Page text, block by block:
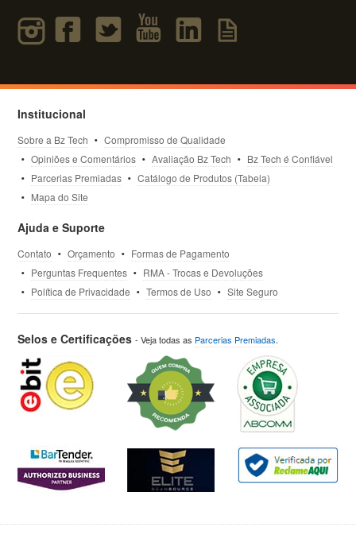
Institucional
Sobre a Bz Tech
Compromisso de Qualidade
Opiniões e Comentários
Avaliação Bz Tech
Bz Tech é Confiável
Parcerias Premiadas
Catálogo de Produtos (Tabela)
Mapa do Site
Ajuda e Suporte
Contato Orçamento
Formas de Pagamento
Perguntas Frequentes
RMA - Trocas e Devoluções
Política de Privacidade
Termos de Uso Site Seguro
Selos e Certificações- Veja todas as Parcerias Premiadas.